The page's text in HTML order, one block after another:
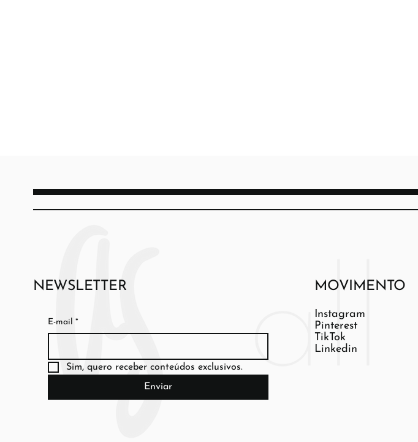
NEWSLETTER
E-mail *
Sim, quero receber conteúdos exclusivos.
Enviar
MOVIMENTO
Instagram
Pinterest
TikTok
Linkedin